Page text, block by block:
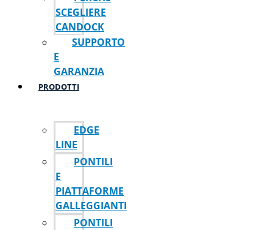
SCEGLIERE
CANDOCK
SUPPORTO
E
GARANZIA
PRODOTTI
EDGE
LINE
PONTILI
E
PIATTAFORME
GALLEGGIANTI
PONTILI